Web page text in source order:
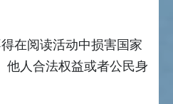
在阅读活动中损害国家
他人合法权益或者公民身